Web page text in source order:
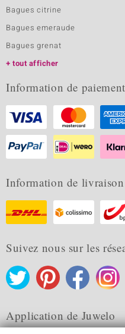
Bagues citrine
Bagues emeraude
Bagues grenat
tout afficher
Information de paiement
Information de livraison
Suivez nous sur les
Application de Juwelo